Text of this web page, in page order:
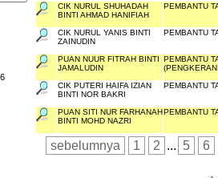
CIK NURUL SHUHADAH
BINTI AHMAD HANIFIAH
PEMBANTU
CIK NURUL YANIS BINTI
ZAINUDIN
PEMBANTU
PUAN NUUR FITRAH BINTI
JAMALUDIN
PEMBANTU
CIK PUTERI HAIFA IZIAN
BINTI NOR BAKRI
PEMBANTU
PUAN SITI NUR FARHANAH
BINTI MOHD NAZRI
PEMBANTU
sebelumnya 1 2 ... 5 6